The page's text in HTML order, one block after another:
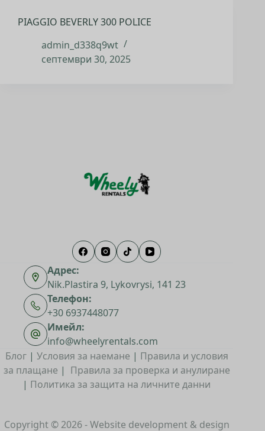
PIAGGIO BEVERLY 300 POLICE
admin_d338q9wt
септември 30, 2025
Адрес:
Nik.Plastira 9, Lykovrysi, 141 23
Телефон:
+30 6937448077
Имейл:
info@wheelyrentals.com
Блог| Условия за наемане | Правила и условия
за плащане | Правила за проверка и анулиране
| Политика за защита на личните данни
Copyright © 2026 - Website development & design